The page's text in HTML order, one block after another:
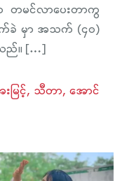
တမင်လာပေးတာကွ
က်ခဲ မှာ အသက် (၄၀)
ည်။ […]
မြင့် သီတာ အောင်